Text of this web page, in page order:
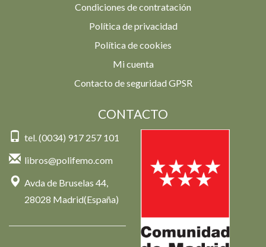
Condiciones de contratación
Política de privacidad
Política de cookies
Mi cuenta
Contacto de seguridad GPSR
CONTACTO
tel. (0034) 917 257 101
libros@polifemo.com
Avda de Bruselas 44,
28028 Madrid(España)